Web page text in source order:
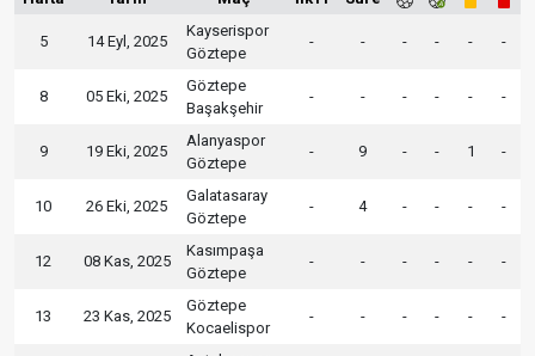
5 14 Eyl, 2025
Kayserispor
Göztepe
- - - - - -
8 05 Eki, 2025
Göztepe
Başakşehir
- - - - - -
9 19 Eki, 2025
Alanyaspor
Göztepe
- 9 - - 1 -
10 26 Eki, 2025
Galatasaray
Göztepe
- 4 - - - -
12 08 Kas, 2025
Kasımpaşa
Göztepe
- - - - - -
13 23 Kas, 2025
Göztepe
Kocaelispor
- - - - - -